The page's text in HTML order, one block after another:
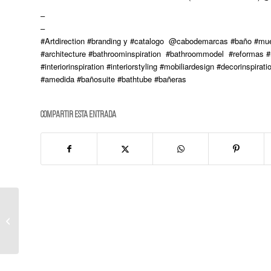
–
–
#Artdirection #branding y #catalogo @cabodemarcas #baño
#architecture #bathroominspiration #bathroommodel #reformas
#interiorinspiration #interiorstyling #mobiliardesign
#amedida #bañosuite #bathtube #bañeras
Compartir esta entrada